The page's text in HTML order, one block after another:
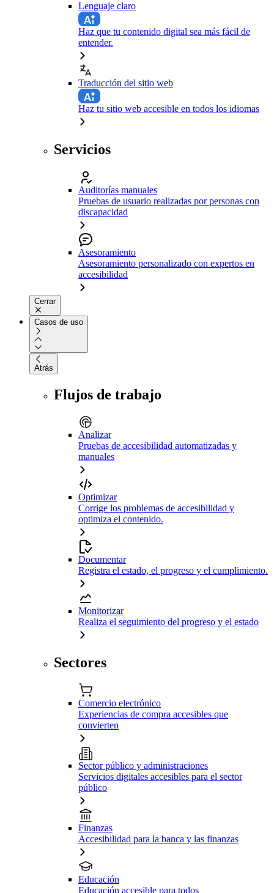
Lenguaje claro
Haz que tu contenido digital sea más fácil de
entender.
Traducción del sitio web
Haz tu sitio web accesible en todos los idiomas
Servicios
Auditorías manuales
Pruebas de usuario realizadas por personas con
discapacidad
Asesoramiento
Asesoramiento personalizado con expertos en
accesibilidad
Cerrar
Casos de uso
Atrás
Flujos de trabajo
Analizar
Pruebas de accesibilidad automatizadas y
manuales
Optimizar
Corrige los problemas de accesibilidad y
optimiza el contenido.
Documentar
Registra el estado, el progreso y el cumplimiento.
Monitorizar
Realiza el seguimiento del progreso y el estado
Sectores
Comercio electrónico
Experiencias de compra accesibles que
convierten
Sector público y administraciones
Servicios digitales accesibles para el sector
público
Finanzas
Accesibilidad para la banca y las finanzas
Educación
Educación accesible para todos